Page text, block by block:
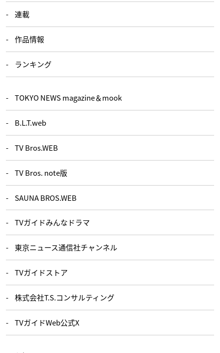
連載
作品情報
ランキング
TOKYO NEWS magazine＆mook
B.L.T.web
TV Bros.WEB
TV Bros. note版
SAUNA BROS.WEB
TVガイドみんなドラマ
東京ニュース通信社チャンネル
TVガイドストア
株式会社T.S.コンサルティング
TVガイドWeb公式X